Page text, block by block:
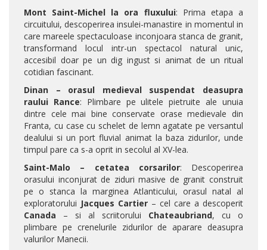
Mont Saint-Michel la ora fluxului: Prima etapa a
circuitului, descoperirea insulei-manastire in momentul in
care mareele spectaculoase inconjoara stanca de granit,
transformand locul intr-un spectacol natural unic,
accesibil doar pe un dig ingust si animat de un ritual
cotidian fascinant.
Dinan – orasul medieval suspendat deasupra
raului Rance: Plimbare pe ulitele pietruite ale unuia
dintre cele mai bine conservate orase medievale din
Franta, cu case cu schelet de lemn agatate pe versantul
dealului si un port fluvial animat la baza zidurilor, unde
timpul pare ca s-a oprit in secolul al XV-lea.
Saint-Malo – cetatea corsarilor: Descoperirea
orasului inconjurat de ziduri masive de granit construit
pe o stanca la marginea Atlanticului, orasul natal al
exploratorului Jacques Cartier – cel care a descoperit
Canada – si al scriitorului Chateaubriand, cu o
plimbare pe crenelurile zidurilor de aparare deasupra
valurilor Manecii.